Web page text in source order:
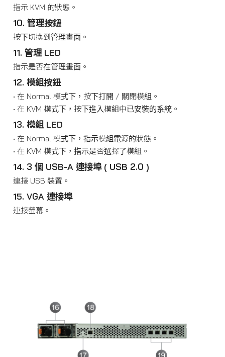
指示 KVM 的狀態。
10. 管理按鈕
按下切換到管理畫面。
11. 管理 LED
指示是否在管理畫面。
12. 模組按鈕
• 在 Normal 模式下，按下打開 / 關閉模組。
• 在 KVM 模式下，按下進入模組中已安裝的系統。
13. 模組 LED
• 在 Normal 模式下，指示模組電源的狀態。
• 在 KVM 模式下，指示是否選擇了模組。
14. 3 個 USB-A 連接埠 ( USB 2.0 )
連接 USB 裝置。
15. VGA 連接埠
連接螢幕。